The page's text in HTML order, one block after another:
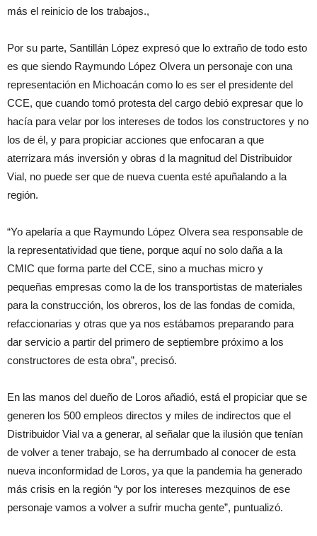
más el reinicio de los trabajos.,
Por su parte, Santillán López expresó que lo extraño de todo esto
es que siendo Raymundo López Olvera un personaje con una
representación en Michoacán como lo es ser el presidente del
CCE, que cuando tomó protesta del cargo debió expresar que lo
hacía para velar por los intereses de todos los constructores y no
los de él, y para propiciar acciones que enfocaran a que
aterrizara más inversión y obras d la magnitud del Distribuidor
Vial, no puede ser que de nueva cuenta esté apuñalando a la
región.
“Yo apelaría a que Raymundo López Olvera sea responsable de
la representatividad que tiene, porque aquí no solo daña a la
CMIC que forma parte del CCE, sino a muchas micro y
pequeñas empresas como la de los transportistas de materiales
para la construcción, los obreros, los de las fondas de comida,
refaccionarias y otras que ya nos estábamos preparando para
dar servicio a partir del primero de septiembre próximo a los
constructores de esta obra”, precisó.
En las manos del dueño de Loros añadió, está el propiciar que se
generen los 500 empleos directos y miles de indirectos que el
Distribuidor Vial va a generar, al señalar que la ilusión que tenían
de volver a tener trabajo, se ha derrumbado al conocer de esta
nueva inconformidad de Loros, ya que la pandemia ha generado
más crisis en la región “y por los intereses mezquinos de ese
personaje vamos a volver a sufrir mucha gente”, puntualizó.